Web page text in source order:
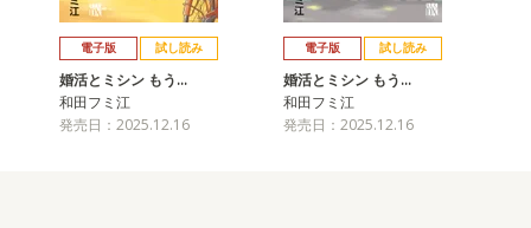
電子版 試し読み
婚活とミシン もう…
和田フミ江
発売日：2025.12.16
電子版 試し読み
婚活とミシン もう…
和田フミ江
発売日：2025.12.16